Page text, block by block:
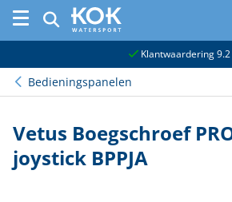
Klantwaardering 9.2
Bedieningspanelen
Vetus Boegschroef
joystick BPPJA